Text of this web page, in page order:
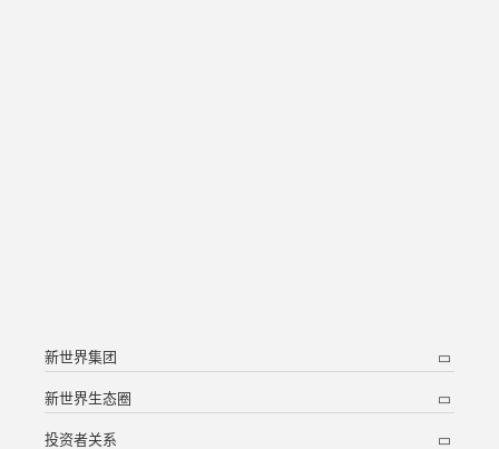
新世界集团
新世界生态圈
投资者关系